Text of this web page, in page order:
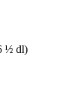
½ dl)